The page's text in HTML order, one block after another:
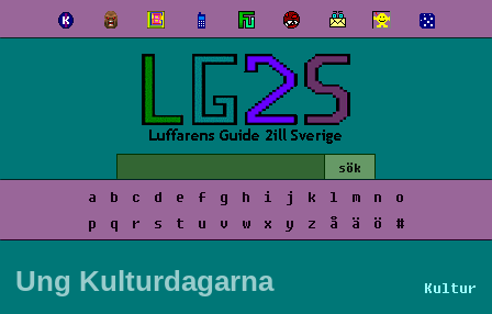
a b c d e f g h i j k l m n
o
p
q r s t u v w x y z å ä ö #
Kultur
Ung Kulturdagarna